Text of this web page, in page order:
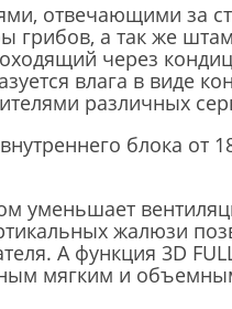
отвечающими за
грибов, а так же
через
влага в виде
различных
блока от
уменьшает
жалюзи
А функция 3D
мягким и